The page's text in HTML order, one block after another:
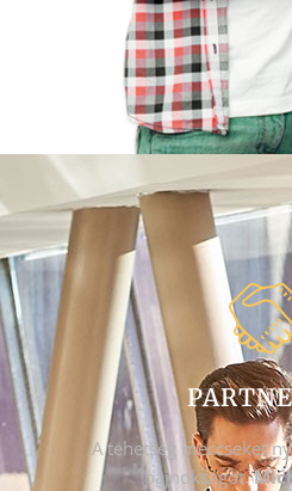
A tehetség meccseket
bajnokságot.